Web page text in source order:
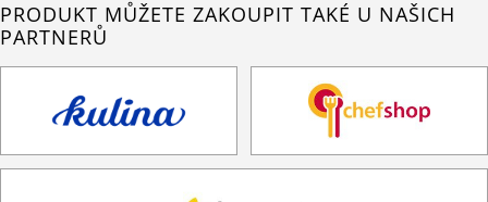
PRODUKT MŮŽETE ZAKOUPIT TAKÉ U NAŠICH
PARTNERŮ